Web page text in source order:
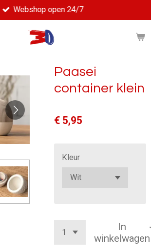
Webshop open 24/7
Paasei
container klein
€ 5,95
Kleur
In
winkelwagen